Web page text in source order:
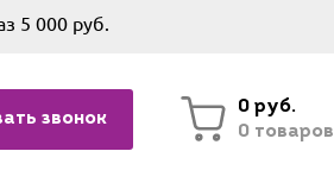
5 000 руб.
звонок
0 руб.
0 товаров